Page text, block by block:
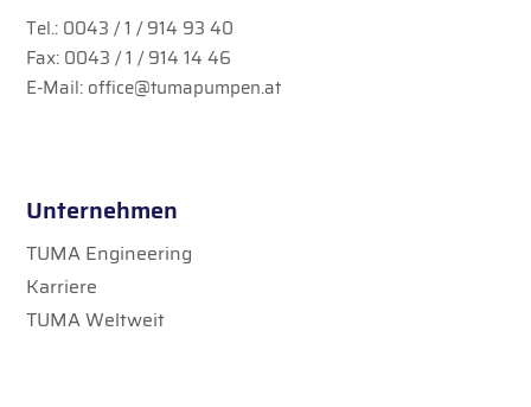
Tel.: 0043 / 1 / 914 93 40
Fax: 0043 / 1 / 914 14 46
E-Mail: office@tumapumpen.at
Unternehmen
TUMA Engineering
Karriere
TUMA Weltweit